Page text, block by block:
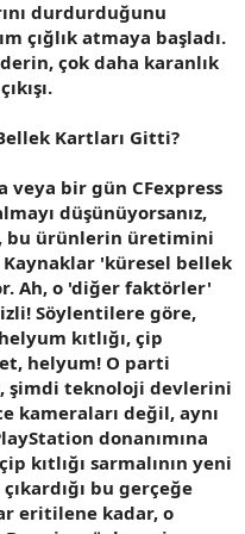
durdurduğunu
çığlık atmaya başladı.
çok daha karanlık
Kartları Gitti?
veya bir gün CFexpress
düşünüyorsanız,
bu ürünlerin üretimini
Kaynaklar 'küresel bellek
Ah, o 'diğer faktörler'
Söylentilere göre,
kıtlığı, çip
helyum! O parti
şimdi teknoloji devlerini
kameraları değil, aynı
donanımına
çip kıtlığı sarmalının yeni
bu gerçeğe
eritilene kadar, o